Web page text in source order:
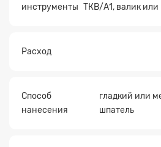
инструменты ТКВ/А1, валик или
Расход
Способ
нанесения
гладкий или
шпатель